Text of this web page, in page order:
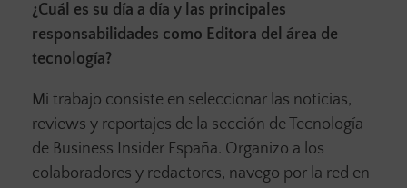
¿Cuál es su día a día y las principales
responsabilidades como Editora del área de
tecnología?
Mi trabajo consiste en seleccionar las noticias,
reviews y reportajes de la sección de Tecnología
de Business Insider España. Organizo a los
colaboradores y redactores, navego por la red en